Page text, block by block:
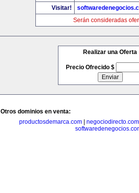
Visitar!
Serán consideradas
Realizar una Oferta
Precio Ofrecido $
Otros dominios en venta:
productosdemarca.com| negociodirecto.com